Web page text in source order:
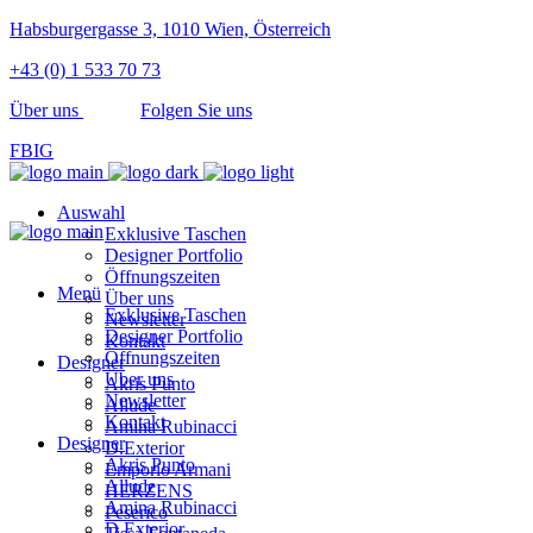
Habsburgergasse 3, 1010 Wien, Österreich
+43 (0) 1 533 70 73
Über uns
Folgen Sie uns
FBIG
Auswahl
Exklusive Taschen
Designer Portfolio
Öffnungszeiten
Über uns
Newsletter
Kontakt
Designer
Akris Punto
Allude
Amina Rubinacci
D.Exterior
Emporio Armani
HERZENS
Peserico
Menü
Exklusive Taschen
Designer Portfolio
Öffnungszeiten
Über uns
Newsletter
Kontakt
Designer
Akris Punto
Allude
Amina Rubinacci
D.Exterior